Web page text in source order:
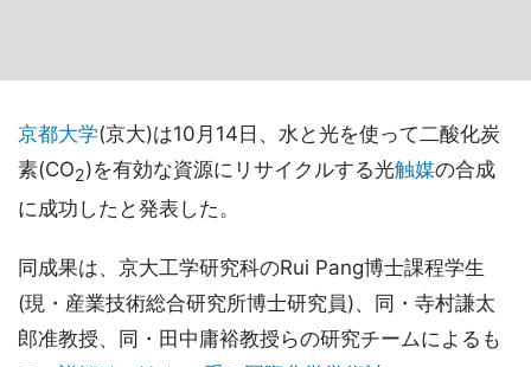
京都大学(京大)は10月14日、水と光を使って二酸化炭
素(CO2)を有効な資源にリサイクルする光触媒の合成
に成功したと発表した。
同成果は、京大工学研究科のRui Pang博士課程学生
(現・産業技術総合研究所博士研究員)、同・寺村謙太
郎准教授、同・田中庸裕教授らの研究チームによるも